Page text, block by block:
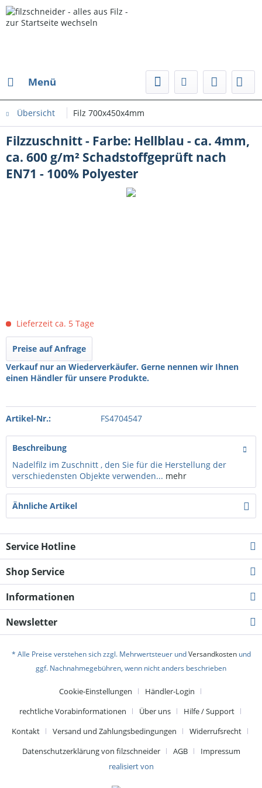
Menü
Übersicht Filz 700x450x4mm
Filzzuschnitt - Farbe: Hellblau - ca. 4mm,
ca. 600 g/m² Schadstoffgeprüft nach
EN71 - 100% Polyester
Lieferzeit ca. 5 Tage
Preise auf Anfrage
Verkauf nur an Wiederverkäufer. Gerne nennen wir Ihnen
einen Händler für unsere Produkte.
Artikel-Nr.: FS4704547
Beschreibung
Nadelfilz im Zuschnitt , den Sie für die Herstellung der
verschiedensten Objekte verwenden... mehr
Ähnliche Artikel
Service Hotline
Shop Service
Informationen
Newsletter
* Alle Preise verstehen sich zzgl. Mehrwertsteuer undVersandkostenund
ggf. Nachnahmegebühren, wenn nicht anders beschrieben
Cookie-Einstellungen
Händler-Login
rechtliche Vorabinformationen
Über uns
Hilfe / Support
Kontakt
Versand und Zahlungsbedingungen
Widerrufsrecht
Datenschutzerklärung von filzschneider
AGB
Impressum
realisiert von